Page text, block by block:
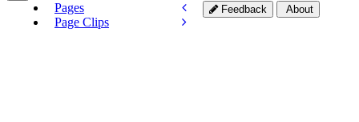
Pages
Page Clips
Feedback About